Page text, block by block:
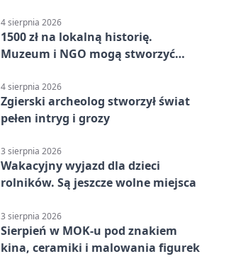
4 sierpnia 2026
1500 zł na lokalną historię.
Muzeum i NGO mogą stworzyć
4 sierpnia 2026
Zgierski archeolog stworzył świat
pełen intryg i grozy
3 sierpnia 2026
Wakacyjny wyjazd dla dzieci
rolników. Są jeszcze wolne miejsca
3 sierpnia 2026
Sierpień w MOK-u pod znakiem
kina, ceramiki i malowania figurek